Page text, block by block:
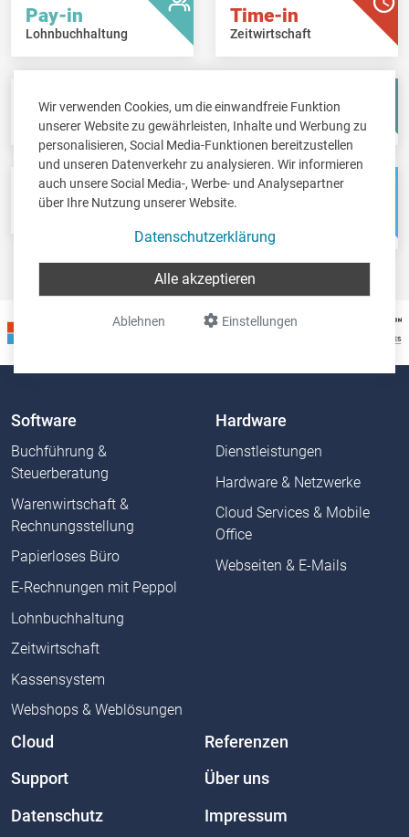
Wir verwenden Cookies, um die einwandfreie Funktion
unserer Website zu gewährleisten, Inhalte und Werbung zu
personalisieren, Social Media-Funktionen bereitzustellen
und unseren Datenverkehr zu analysieren. Wir informieren
auch unsere Social Media-, Werbe- und Analysepartner
über Ihre Nutzung unserer Website.
Datenschutzerklärung
Einstellungen
Ablehnen
Alle akzeptieren
Pay-in
Lohnbuchhaltung
Time-in
Zeitwirtschaft
Fisc-in
Steuererklärungen
Account-in
Jahresabschlüsse
Pos-in
Kassensystem
Net-in
Webshops &
Software
Buchführung &
Steuerberatung
Warenwirtschaft &
Rechnungsstellung
Papierloses Büro
E-Rechnungen mit Peppol
Lohnbuchhaltung
Zeitwirtschaft
Kassensystem
Webshops & Weblösungen
Hardware
Dienstleistungen
Hardware & Netzwerke
Cloud Services & Mobile
Office
Webseiten & E-Mails
Cloud Referenzen
Support Über uns
Datenschutz Impressum